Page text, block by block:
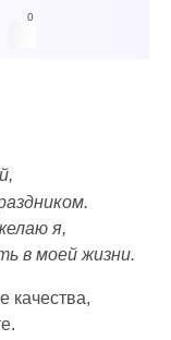
0
я,
в моей жизни.
качества,